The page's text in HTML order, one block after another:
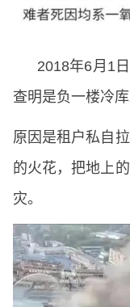
2018年6月1日
查明是负一楼冷库
原因是租户私自
的火花，把地上
灾。